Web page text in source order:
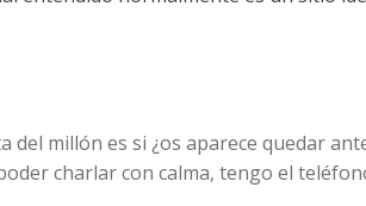
del millón es si ¿os aparece quedar
charlar con calma, tengo el